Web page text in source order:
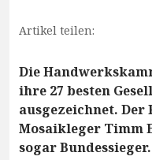
Artikel teilen:
Die
ihre 27 besten
ausgezeichnet. Der
Mosaikleger Timm
sogar Bundessieger.